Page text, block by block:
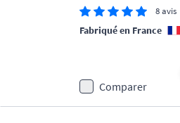
8 avis
Fabriqué en France
Comparer